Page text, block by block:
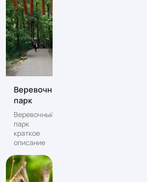
Веревочный
парк
Веревочный
парк
краткое
описание